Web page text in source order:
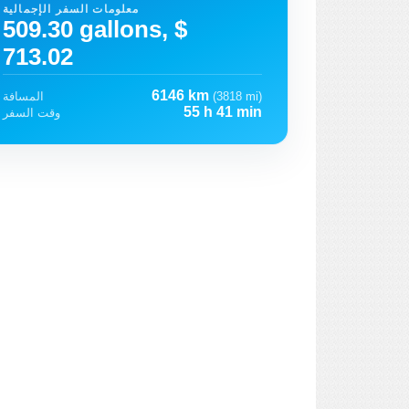
معلومات السفر الإجمالية
509.30 gallons, $
713.02
المسافة 6146 km (3818 mi)
وقت السفر
55 h 41 min